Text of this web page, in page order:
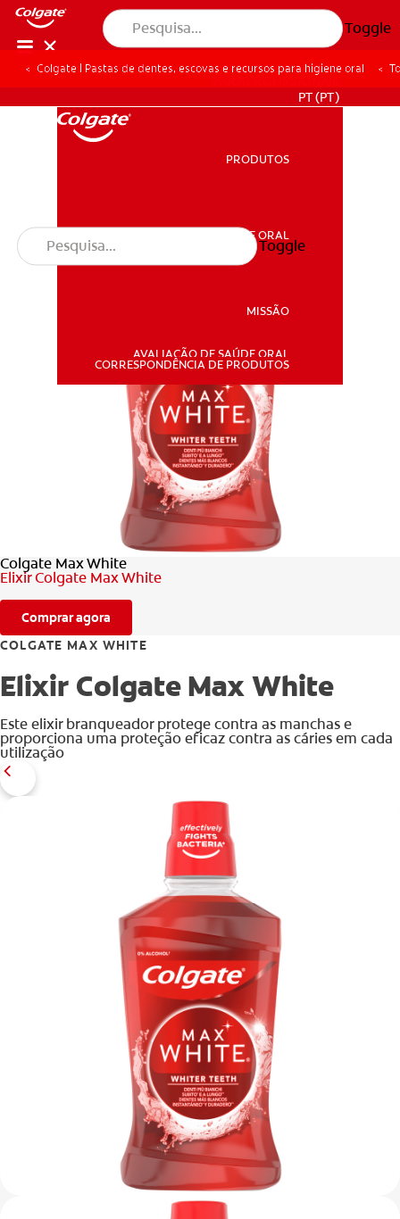
Toggle
SAÚDE ORAL
AVALIAÇÃO DE SAÚDE ORAL
CORRESPONDÊNCIA DE PRODUTOS
PARA PROFISSIONAIS
PT (PT)
PRODUTOS
SAÚDE ORAL
MISSÃO
AVALIAÇÃO DE SAÚDE ORAL
CORRESPONDÊNCIA DE PRODUTOS
Toggle
Colgate | Pastas de dentes, escovas e recursos para higiene oral
Colgate Max White
Elixir Colgate Max White
Comprar agora
COLGATE MAX WHITE
Elixir Colgate Max White
Este elixir branqueador protege contra as manchas e
proporciona uma proteção eficaz contra as cáries em cada
utilização